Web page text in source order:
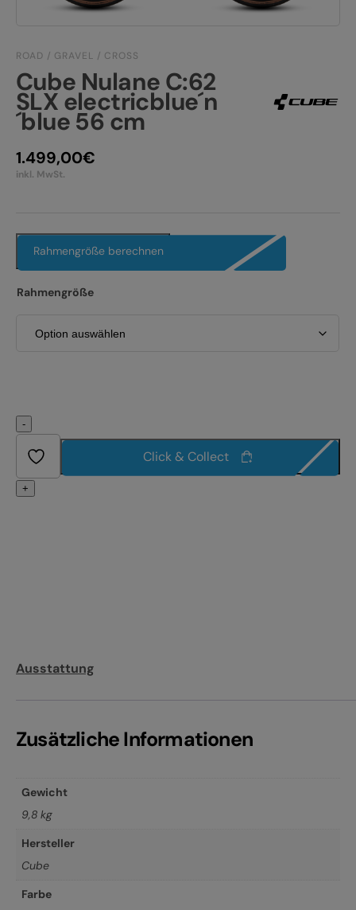
Alle entdecken
E-BIKE HARDTAIL
E-BIKE TOUR
Alle entdecken
KONTAKT
PRODUKTRÜCKRUFE
ROAD / GRAVEL / CROSS
Cube Nulane C:62
SLX electricblue´n
´blue 56 cm
1.499,00€
inkl. MwSt.
Rahmengröße berechnen
Rahmengröße
-
+
Click & Collect
Ausstattung
Zusätzliche Informationen
Gewicht
9,8 kg
Hersteller
Cube
Farbe